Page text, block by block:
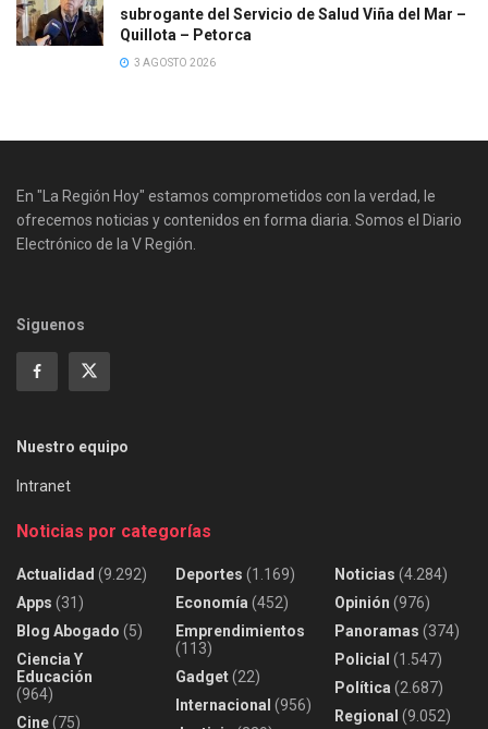
subrogante del Servicio de Salud Viña del Mar –
Quillota – Petorca
3 AGOSTO 2026
En "La Región Hoy" estamos comprometidos con la verdad, le
ofrecemos noticias y contenidos en forma diaria. Somos el Diario
Electrónico de la V Región.
Siguenos
Nuestro equipo
Intranet
Noticias por categorías
Actualidad (9.292)
Apps (31)
Blog Abogado (5)
Ciencia Y
Educación
(964)
Cine(75)
Deportes (1.169)
Economía (452)
Emprendimientos
(113)
Gadget(22)
Internacional (956)
Noticias (4.284)
Opinión (976)
Panoramas (374)
Policial (1.547)
Política (2.687)
Regional (9.052)